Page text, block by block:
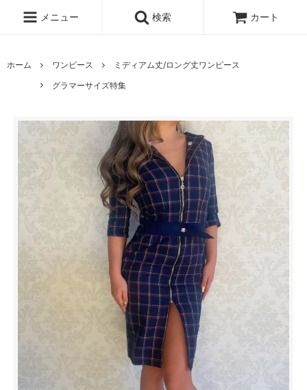
メニュー 検索 カート
ホーム ワンピース
ミディアム丈/ロング丈ワンピース
グラマーサイズ特集